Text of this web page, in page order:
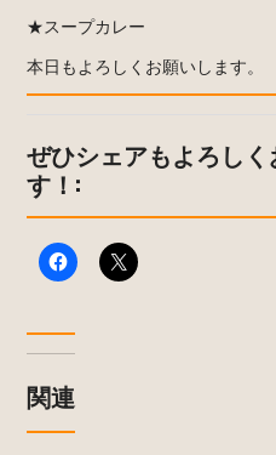
★スープカレー
本日もよろしくお願いします。
ぜひシェアもよろし
す！:
関連